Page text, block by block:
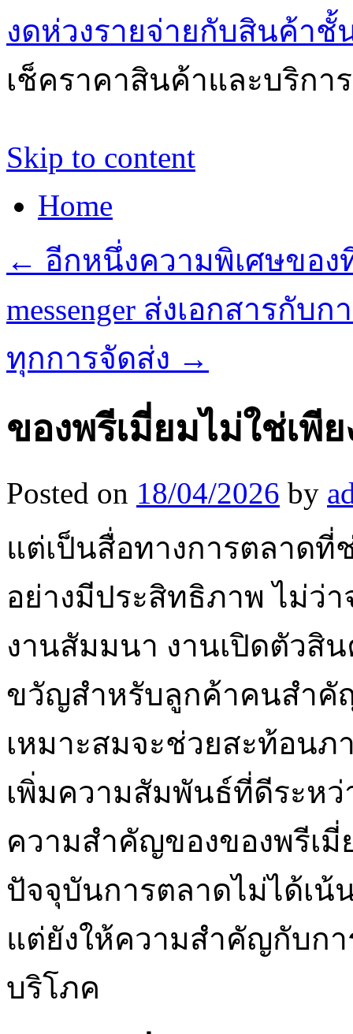
งดห่วงรายจ่ายกับสินค้า
เช็คราคาสินค้าและบริกา
Skip to content
Home
← อีกหนึ่งความพิเศษขอ
messenger ส่งเอกสารกั
ทุกการจัดส่ง →
ของพรีเมี่ยมไม่ใช่เพี
Posted on 18/04/2026 by
แต่เป็นสื่อทางการตลาดที่
อย่างมีประสิทธิภาพ ไม่ว่
งานสัมมนา งานเปิดตัวสิ
ขวัญสำหรับลูกค้าคนสำคั
เหมาะสมจะช่วยสะท้อน
เพิ่มความสัมพันธ์ที่ดีระห
ความสำคัญของของพรีเ
ปัจจุบันการตลาดไม่ได้เน้
แต่ยังให้ความสำคัญกับก
บริโภค